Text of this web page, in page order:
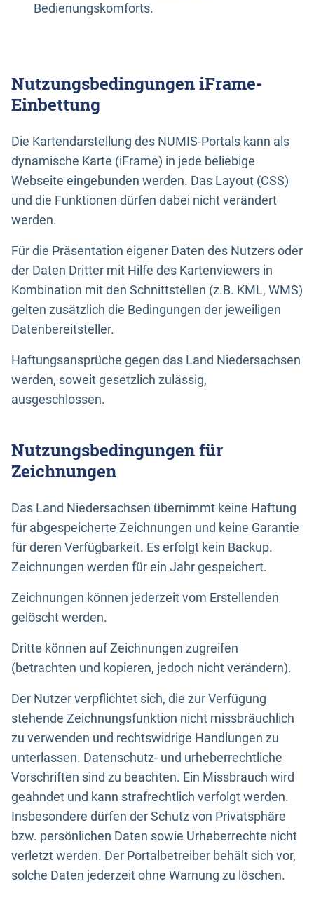
Bedienungskomforts.
Nutzungsbedingungen iFrame-
Einbettung
Die Kartendarstellung des NUMIS-Portals kann als
dynamische Karte (iFrame) in jede beliebige
Webseite eingebunden werden. Das Layout (CSS)
und die Funktionen dürfen dabei nicht verändert
werden.
Für die Präsentation eigener Daten des Nutzers oder
der Daten Dritter mit Hilfe des Kartenviewers in
Kombination mit den Schnittstellen (z.B. KML, WMS)
gelten zusätzlich die Bedingungen der jeweiligen
Datenbereitsteller.
Haftungsansprüche gegen das Land Niedersachsen
werden, soweit gesetzlich zulässig,
ausgeschlossen.
Nutzungsbedingungen für
Zeichnungen
Das Land Niedersachsen übernimmt keine Haftung
für abgespeicherte Zeichnungen und keine Garantie
für deren Verfügbarkeit. Es erfolgt kein Backup.
Zeichnungen werden für ein Jahr gespeichert.
Zeichnungen können jederzeit vom Erstellenden
gelöscht werden.
Dritte können auf Zeichnungen zugreifen
(betrachten und kopieren, jedoch nicht verändern).
Der Nutzer verpflichtet sich, die zur Verfügung
stehende Zeichnungsfunktion nicht missbräuchlich
zu verwenden und rechtswidrige Handlungen zu
unterlassen. Datenschutz- und urheberrechtliche
Vorschriften sind zu beachten. Ein Missbrauch wird
geahndet und kann strafrechtlich verfolgt werden.
Insbesondere dürfen der Schutz von Privatsphäre
bzw. persönlichen Daten sowie Urheberrechte nicht
verletzt werden. Der Portalbetreiber behält sich vor,
solche Daten jederzeit ohne Warnung zu löschen.